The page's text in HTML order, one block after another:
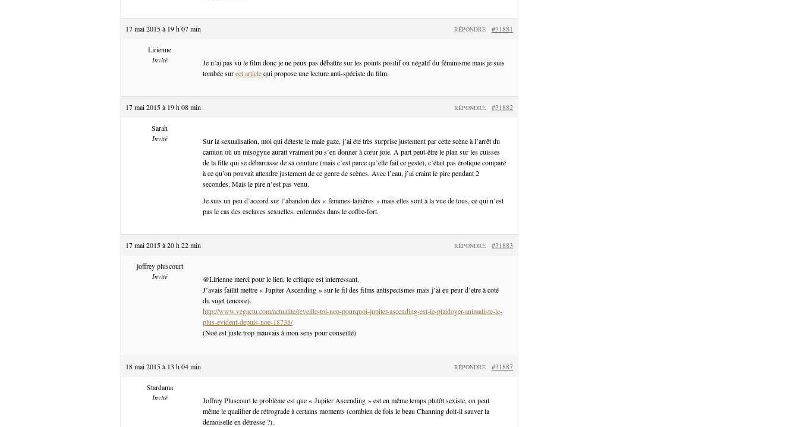
17 mai 2015 à 19 h 07 min #31881
RÉPONDRE
Lirienne
Invité
Je n’ai pas vu le film donc je ne peux pas débattre sur les points positif ou négatif du féminisme mais je suis
tombée surcet articlequi propose une lecture anti-spéciste du film.
17 mai 2015 à 19 h 08 min #31882
RÉPONDRE
Sarah
Invité
Sur la sexualisation, moi qui déteste le male gaze, j’ai été très surprise justement par cette scène à l’arrêt du
camion où un misogyne aurait vraiment pu s’en donner à cœur joie. A part peut-être le plan sur les cuisses
de la fille qui se débarrasse de sa ceinture (mais c’est parce qu’elle fait ce geste), c’était pas érotique comparé
à ce qu’on pouvait attendre justement de ce genre de scènes. Avec l’eau, j’ai craint le pire pendant 2
secondes. Mais le pire n’est pas venu.
Je suis un peu d’accord sur l’abandon des « femmes-laitières » mais elles sont à la vue de tous, ce qui n’est
pas le cas des esclaves sexuelles, enfermées dans le coffre-fort.
17 mai 2015 à 20 h 22 min #31883
RÉPONDRE
joffrey pluscourt
Invité
@Lirienne merci pour le lien, le critique est interressant.
J’avais faillit mettre « Jupiter Ascending » sur le fil des films antispecismes mais j’ai eu peur d’etre à coté
du sujet (encore).
http://www.vegactu.com/actualite/reveille-toi-neo-pourquoi-jupiter-ascending-est-le-plaidoyer-animaliste-le-
plus-evident-depuis-noe-18738/
(Noé est juste trop mauvais à mon sens pour conseillé)
18 mai 2015 à 13 h 04 min #31887
RÉPONDRE
Stardama
Invité
Joffrey Pluscourt le problème est que « Jupiter Ascending » est en même temps plutôt sexiste, on peut
même le qualifier de rétrograde à certains moments (combien de fois le beau Channing doit-il sauver la
demoiselle en détresse ?)..